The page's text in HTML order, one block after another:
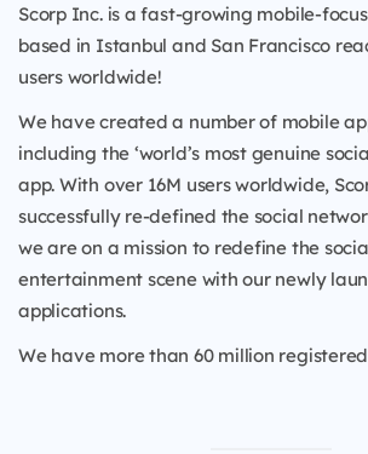
Scorp Inc. is a fast-growing mobile-
based in Istanbul and San Francisco
users worldwide!
We have created a number of mobile
including the ‘world’s most genuine
app. With over 16M users worldwide,
successfully re-defined the social
we are on a mission to redefine the
entertainment scene with our newly
applications.
We have more than 60 million registered